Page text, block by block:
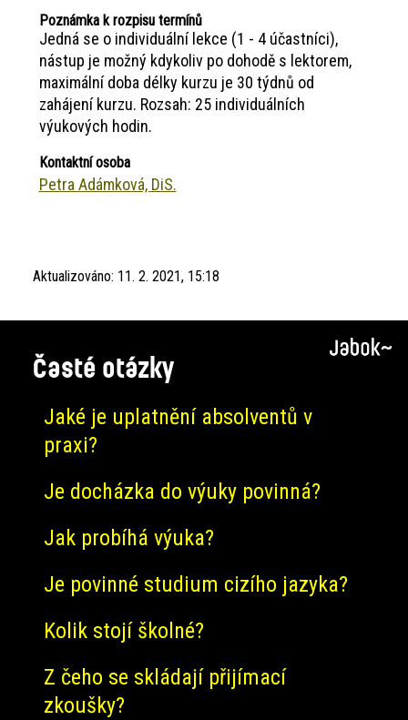
Poznámka k rozpisu termínů
Jedná se o individuální lekce (1 - 4 účastníci),
nástup je možný kdykoliv po dohodě s lektorem,
maximální doba délky kurzu je 30 týdnů od
zahájení kurzu. Rozsah: 25 individuálních
výukových hodin.
Kontaktní osoba
Petra Adámková, DiS.
Aktualizováno: 11. 2. 2021, 15:18
Časté otázky
Jaké je uplatnění absolventů v
praxi?
Je docházka do výuky povinná?
Jak probíhá výuka?
Je povinné studium cizího jazyka?
Kolik stojí školné?
Z čeho se skládají přijímací
zkoušky?